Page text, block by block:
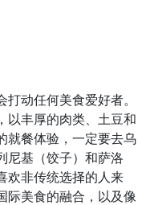
动任何美食爱好者。
以丰厚的肉类、土豆和
就餐体验，一定要去乌
尼基（饺子）和萨洛
欢非传统选择的人来
际美食的融合，以及像